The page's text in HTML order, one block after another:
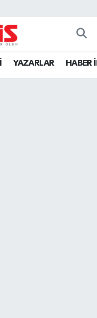
YAZARLAR HABER